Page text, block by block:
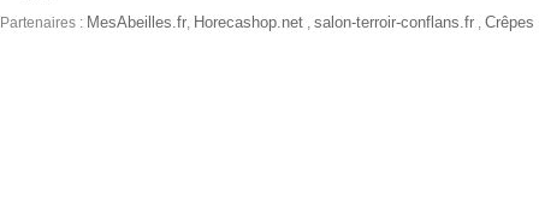
Partenaires : MesAbeilles.fr, Horecashop.net , salon-terroir-conflans.fr ,